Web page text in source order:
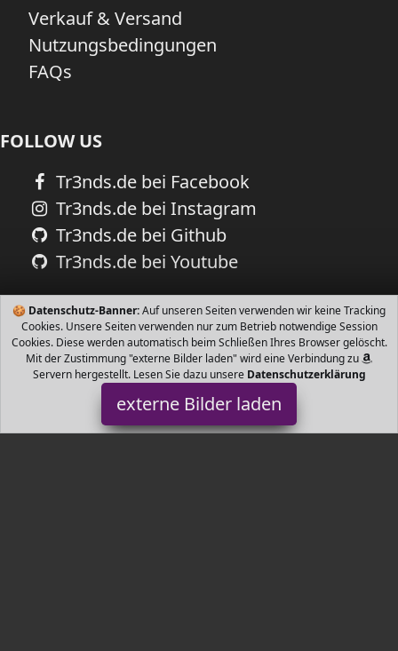
🍪 Datenschutz-Banner:Auf unseren Seiten verwenden wir keine Tracking
Cookies. Unsere Seiten verwenden nur zum Betrieb notwendige Session
Cookies. Diese werden automatisch beim Schließen Ihres Browser gelöscht.
Mit der Zustimmung "externe Bilder laden" wird eine Verbindung zu
Servern hergestellt. Lesen Sie dazu unsere Datenschutzerklärung
externe Bilder laden
Verkauf & Versand
Nutzungsbedingungen
FAQs
FOLLOW US
Tr3nds.de bei Facebook
Tr3nds.de bei Instagram
Tr3nds.de bei Github
Tr3nds.de bei Youtube